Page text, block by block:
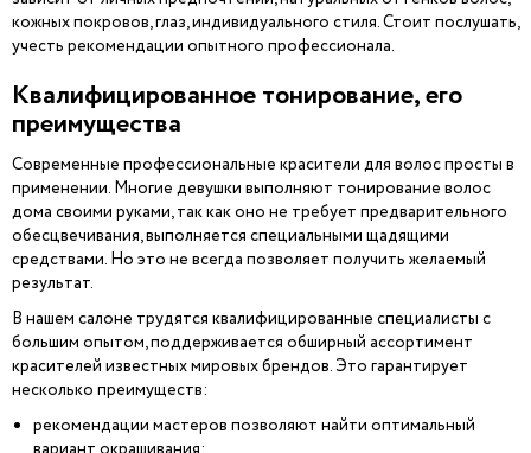
кожных покровов, глаз, индивидуального стиля. Стоит послушать,
учесть рекомендации опытного профессионала.
Квалифицированное тонирование, его
преимущества
Современные профессиональные красители для волос просты в
применении. Многие девушки выполняют тонирование волос
дома своими руками, так как оно не требует предварительного
обесцвечивания, выполняется специальными щадящими
средствами. Но это не всегда позволяет получить желаемый
результат.
В нашем салоне трудятся квалифицированные специалисты с
большим опытом, поддерживается обширный ассортимент
красителей известных мировых брендов. Это гарантирует
несколько преимуществ:
рекомендации мастеров позволяют найти оптимальный